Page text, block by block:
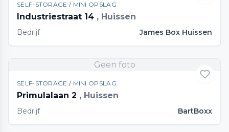
SELF-STORAGE / MINI OPSLAG
Industriestraat 14 , Huissen
Bedrijf James Box Huissen
Geen foto
SELF-STORAGE / MINI OPSLAG
Primulalaan 2 , Huissen
Bedrijf BartBoxx